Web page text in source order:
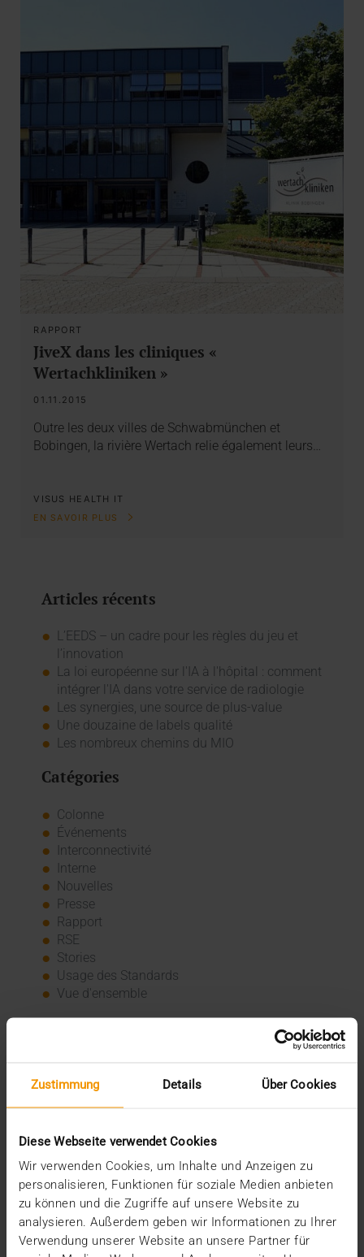
Zustimmung Details Über Cookies
Diese Webseite verwendet Cookies
Wir verwenden Cookies, um Inhalte und Anzeigen zu
personalisieren, Funktionen für soziale Medien anbieten
zu können und die Zugriffe auf unsere Website zu
analysieren. Außerdem geben wir Informationen zu Ihrer
Verwendung unserer Website an unsere Partner für
RAPPORT
JiveX dans les cliniques «
Wertachkliniken »
01.11.2015
Outre les deux villes de Schwabmünchen et
Bobingen, la rivière Wertach relie également leurs…
VISUS HEALTH IT
EN SAVOIR PLUS
Articles récents
L’EEDS – un cadre pour les règles du jeu et
l’innovation
La loi européenne sur l'IA à l'hôpital : comment
intégrer l'IA dans votre service de radiologie
Les synergies, une source de plus-value
Une douzaine de labels qualité
Les nombreux chemins du MIO
Catégories
Colonne
Événements
Interconnectivité
Interne
Nouvelles
Presse
Rapport
RSE
Stories
Usage des Standards
Vue d'ensemble
juillet (3)
juin (4)
janvier (3)
décembre (3)
novembre (2)
septembre (2)
août (2)
juillet (2)